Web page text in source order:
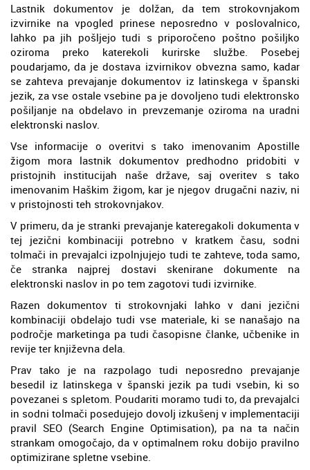
Lastnik dokumentov je dolžan, da tem strokovnjakom
izvirnike na vpogled prinese neposredno v poslovalnico,
lahko pa jih pošljejo tudi s priporočeno poštno pošiljko
oziroma preko katerekoli kurirske službe. Posebej
poudarjamo, da je dostava izvirnikov obvezna samo, kadar
se zahteva prevajanje dokumentov iz latinskega v španski
jezik, za vse ostale vsebine pa je dovoljeno tudi elektronsko
pošiljanje na obdelavo in prevzemanje oziroma na uradni
elektronski naslov.
Vse informacije o overitvi s tako imenovanim Apostille
žigom mora lastnik dokumentov predhodno pridobiti v
pristojnih institucijah naše države, saj overitev s tako
imenovanim Haškim žigom, kar je njegov drugačni naziv, ni
v pristojnosti teh strokovnjakov.
V primeru, da je stranki prevajanje kateregakoli dokumenta v
tej jezični kombinaciji potrebno v kratkem času, sodni
tolmači in prevajalci izpolnjujejo tudi te zahteve, toda samo,
če stranka najprej dostavi skenirane dokumente na
elektronski naslov in po tem zagotovi tudi izvirnike.
Razen dokumentov ti strokovnjaki lahko v dani jezični
kombinaciji obdelajo tudi vse materiale, ki se nanašajo na
področje marketinga pa tudi časopisne članke, učbenike in
revije ter književna dela.
Prav tako je na razpolago tudi neposredno prevajanje
besedil iz latinskega v španski jezik pa tudi vsebin, ki so
povezanei s spletom. Poudariti moramo tudi to, da prevajalci
in sodni tolmači posedujejo dovolj izkušenj v implementaciji
pravil SEO (Search Engine Optimisation), pa na ta način
strankam omogočajo, da v optimalnem roku dobijo pravilno
optimizirane spletne vsebine.